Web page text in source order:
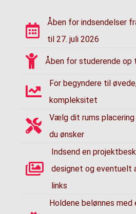
Åben for indsendelser
til 27. juli 2026
Åben for studerende op
For begyndere til
kompleksitet
Vælg dit rums
du ønsker
Indsend en
designet og eventuelt
links
Holdene belønnes